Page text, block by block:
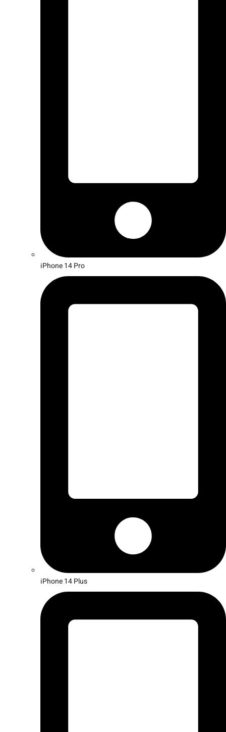
iPhone 14 Pro
iPhone 14 Plus